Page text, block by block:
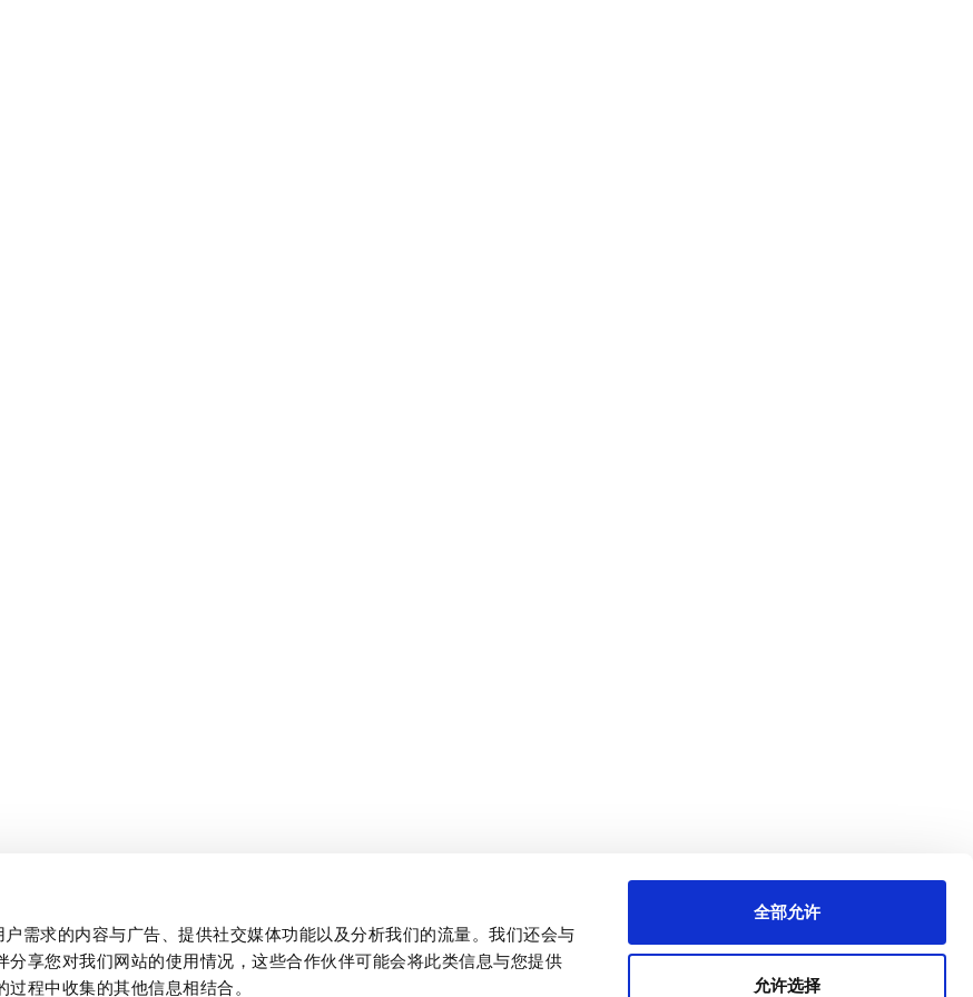
需求的内容与广告、提供社交媒体功能以及分析我们的流量。我们还会与
分享您对我们网站的使用情况，这些合作伙伴可能会将此类信息与您提供
程中收集的其他信息相结合。
全部允许
允许选择